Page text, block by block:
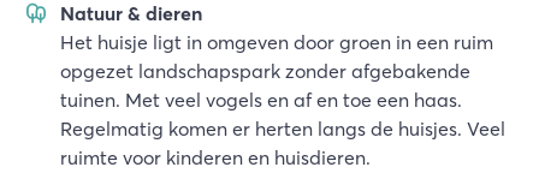
Natuur & dieren
Het huisje ligt in omgeven door groen in een ruim
opgezet landschapspark zonder afgebakende
tuinen. Met veel vogels en af en toe een haas.
Regelmatig komen er herten langs de huisjes. Veel
ruimte voor kinderen en huisdieren.